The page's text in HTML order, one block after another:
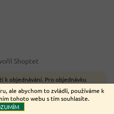
ale abychom to zvládli, používáme k
tohoto webu s tím souhlasíte.
k objednávání. Pro objednávku
www.nemeckyeshop.cz
Shoptet
. Všechna práva vyhrazena.